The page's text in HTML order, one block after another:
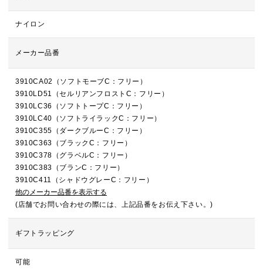
ナイロン
メーカー品番
3910CA02（ソフトモーブC：フリー）
3910LD51（セルリアンフロストC：フリー）
3910LC36（ソフトトープC：フリー）
3910LC40（ソフトライラックC：フリー）
3910C355（ダークブルーC：フリー）
3910C363（ブラックC：フリー）
3910C378（グラベルC：フリー）
3910C383（ブランC：フリー）
3910C411（シャドウグレーC：フリー）
他のメーカー品番を表示する
(店舗でお問い合わせの際には、上記品番をお伝え下さい。)
ギフトラッピング
可能